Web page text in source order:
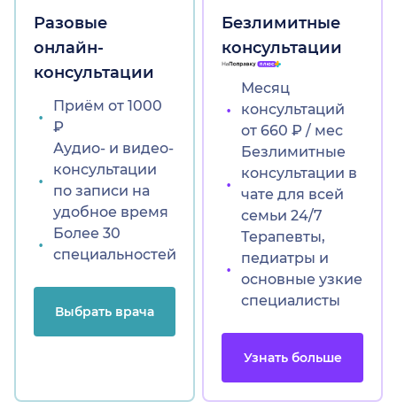
Разовые
онлайн-
консультации
Приём от 1000
₽
Аудио- и видео-
консультации
по записи на
удобное время
Более 30
специальностей
Выбрать врача
Безлимитные
консультации
Месяц
консультаций
от 660 ₽ / мес
Безлимитные
консультации в
чате для всей
семьи 24/7
Терапевты,
педиатры и
основные узкие
специалисты
Узнать больше